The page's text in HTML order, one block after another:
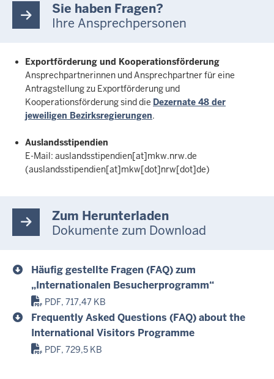
Sie haben Fragen?
Ihre Ansprechpersonen
Exportförderung und Kooperationsförderung
Ansprechpartnerinnen und Ansprechpartner für eine
Antragstellung zu Exportförderung und
Kooperationsförderung sind die Dezernate 48 der
jeweiligen Bezirksregierungen.
Auslandsstipendien
E-Mail: auslandsstipendien[at]mkw.nrw.de
(auslandsstipendien[at]mkw[dot]nrw[dot]de)
Zum Herunterladen
Dokumente zum Download
Häufig gestellte Fragen (FAQ) zum
„Internationalen Besucherprogramm“
PDF, 717,47 KB
Frequently Asked Questions (FAQ) about the
International Visitors Programme
PDF, 729,5 KB